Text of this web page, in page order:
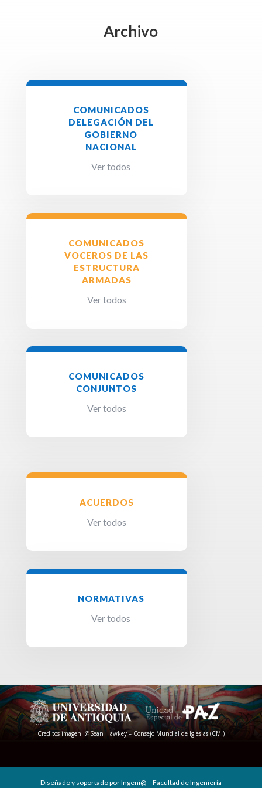
Archivo
COMUNICADOS
DELEGACIÓN DEL
GOBIERNO
NACIONAL
Ver todos
COMUNICADOS
VOCEROS DE LAS
ESTRUCTURA
ARMADAS
Ver todos
COMUNICADOS
CONJUNTOS
Ver todos
ACUERDOS
Ver todos
NORMATIVAS
Ver todos
Creditos imagen: @Sean Hawkey – Consejo Mundial de Iglesias (CMI)
Diseñado y soportado por Ingeni@ – Facultad de Ingeniería